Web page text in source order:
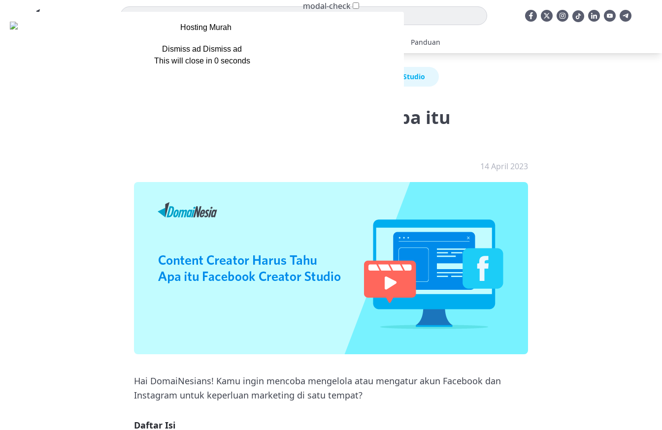
Panduan
Content Creator Harus Tahu Apa itu Facebook Creator Studio
Content Creator Harus Tahu Apa itu
14 April 2023
Hai DomaiNesians! Kamu ingin mencoba mengelola atau mengatur akun Facebook dan
Instagram untuk keperluan marketing di satu tempat?
Daftar Isi
modal-check
Dismiss ad Dismiss ad
This will close in 0seconds